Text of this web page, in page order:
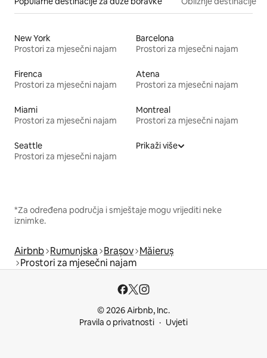
New York
Prostori za mjesečni najam
Barcelona
Prostori za mjesečni najam
Firenca
Prostori za mjesečni najam
Atena
Prostori za mjesečni najam
Miami
Prostori za mjesečni najam
Montreal
Prostori za mjesečni najam
Seattle
Prostori za mjesečni najam
Prikaži više
*Za određena područja i smještaje mogu vrijediti neke
iznimke.
Airbnb Rumunjska Brașov Măieruș
Prostori za mjesečni najam
© 2026 Airbnb, Inc.
Pravila o privatnosti
Uvjeti